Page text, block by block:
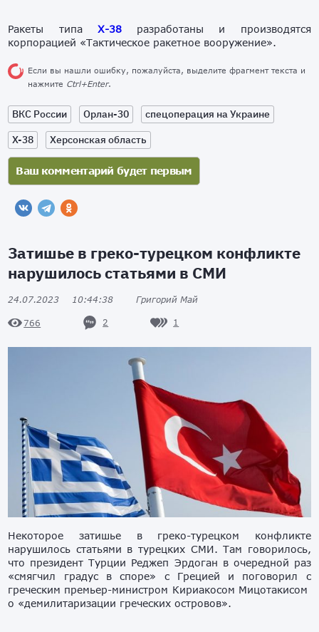
Ракеты типа Х-38разработаны и производятся
корпорацией «Тактическое ракетное вооружение».
Если вы нашли ошибку, пожалуйста, выделите фрагмент текста и
нажмите Ctrl+Enter.
ВКС России Орлан-30
спецоперация на Украине
Х-38
Херсонская область
Затишье в греко-турецком конфликте
нарушилось статьями в СМИ
24.07.2023 10:44:38 Григорий Май
766 2 1
Некоторое затишье в греко-турецком конфликте
нарушилось статьями в турецких СМИ. Там говорилось,
что президент Турции Реджеп Эрдоган в очередной раз
«смягчил градус в споре» с Грецией и поговорил с
греческим премьер-министром Кириакосом Мицотакисом
о «демилитаризации греческих островов».